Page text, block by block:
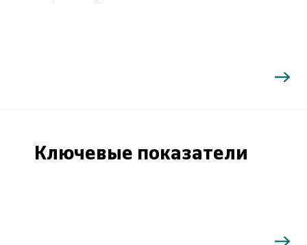
Ключевые показатели